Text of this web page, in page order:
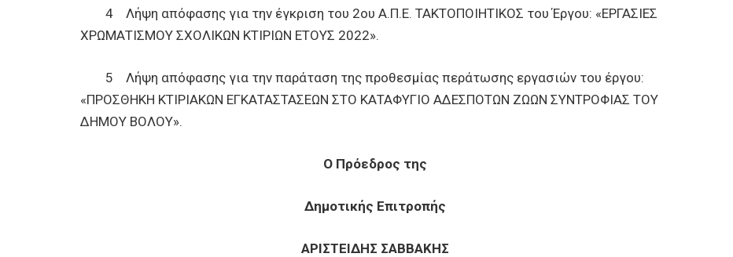
4 Λήψη απόφασης για την έγκριση του 2ου Α.Π.Ε. ΤΑΚΤΟΠΟΙΗΤΙΚΟΣ του Έργου: «ΕΡΓΑΣΙΕΣ
ΧΡΩΜΑΤΙΣΜΟΥ ΣΧΟΛΙΚΩΝ ΚΤΙΡΙΩΝ ΕΤΟΥΣ 2022».
5 Λήψη απόφασης για την παράταση της προθεσμίας περάτωσης εργασιών του έργου:
«ΠΡΟΣΘΗΚΗ ΚΤΙΡΙΑΚΩΝ ΕΓΚΑΤΑΣΤΑΣΕΩΝ ΣΤΟ ΚΑΤΑΦΥΓΙΟ ΑΔΕΣΠΟΤΩΝ ΖΩΩΝ ΣΥΝΤΡΟΦΙΑΣ ΤΟΥ
ΔΗΜΟΥ ΒΟΛΟΥ».
Ο Πρόεδρος της
Δημοτικής Επιτροπής
ΑΡΙΣΤΕΙΔΗΣ ΣΑΒΒΑΚΗΣ